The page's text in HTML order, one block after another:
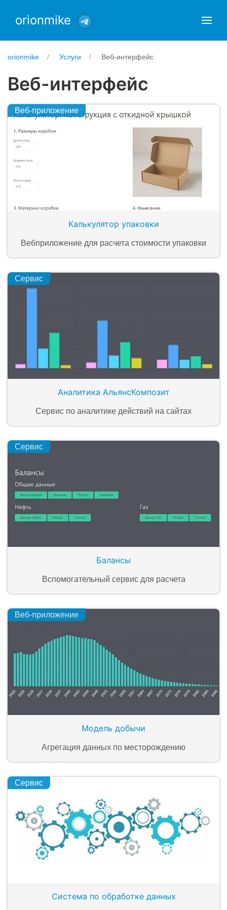
orionmike
orionmike Услуги Веб-интерфейс
Веб-интерфейс
Веб-приложение
Калькулятор упаковки
Вебприложение для расчета стоимости упаковки
Сервис
Аналитика АльянсКомпозит
Сервис по аналитике действий на сайтах
Сервис
Балансы
Вспомогательный сервис для расчета
Веб-приложение
Модель добычи
Агрегация данных по месторождению
Сервис
Система по обработке данных